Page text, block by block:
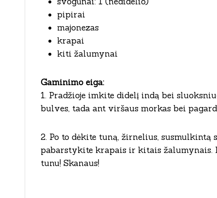
pipirai
majonezas
krapai
kiti žalumynai
Gaminimo eiga:
1. Pradžioje imkite didelį indą bei
bulves, tada ant viršaus morkas bei
2. Po to dėkite tuną, žirnelius,
pabarstykite krapais ir kitais žalumynais.
tunu! Skanaus!